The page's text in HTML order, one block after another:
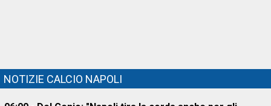
NOTIZIE CALCIO NAPOLI